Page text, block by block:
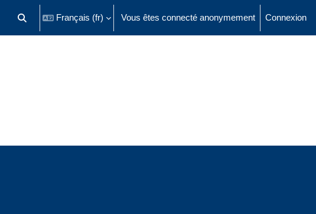
Activer/désactiver la saisie de recherche
Français ‎(fr)‎ Vous êtes connecté anonymement Connexion